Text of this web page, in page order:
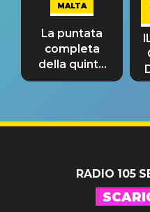
MALTA
La puntata
completa
della quinta
tappa
RADIO 105